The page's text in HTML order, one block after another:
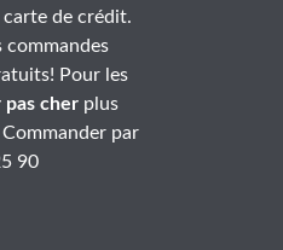
de crédit.
commandes
Pour les
pas cher plus
par
90